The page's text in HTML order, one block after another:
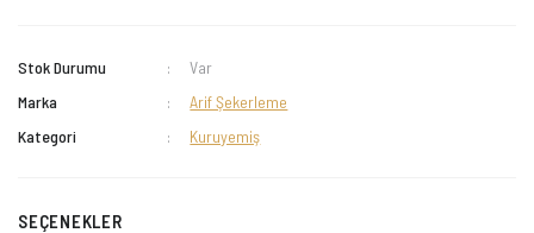
Stok Durumu
Var
Marka
Arif Şekerleme
Kategori
Kuruyemiş
SEÇENEKLER